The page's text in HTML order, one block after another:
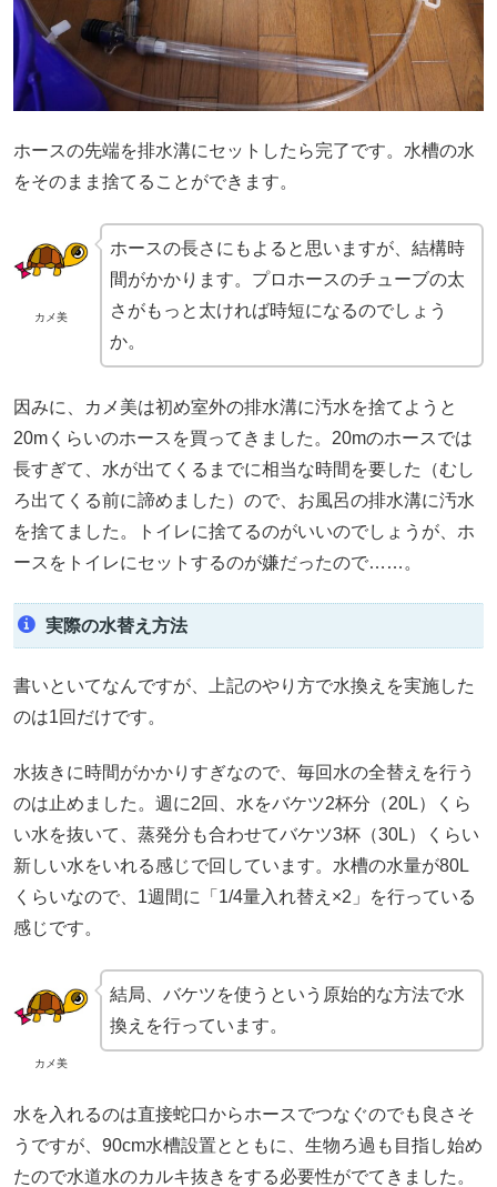
ホースの先端を排水溝にセットしたら完了です。水槽の水
をそのまま捨てることができます。
カメ美
ホースの長さにもよると思いますが、結構時
間がかかります。プロホースのチューブの太
さがもっと太ければ時短になるのでしょう
か。
因みに、カメ美は初め室外の排水溝に汚水を捨てようと
20mくらいのホースを買ってきました。20mのホースでは
長すぎて、水が出てくるまでに相当な時間を要した（むし
ろ出てくる前に諦めました）ので、お風呂の排水溝に汚水
を捨てました。トイレに捨てるのがいいのでしょうが、ホ
ースをトイレにセットするのが嫌だったので……。
実際の水替え方法
書いといてなんですが、上記のやり方で水換えを実施した
のは1回だけです。
水抜きに時間がかかりすぎなので、毎回水の全替えを行う
のは止めました。週に2回、水をバケツ2杯分（20L）くら
い水を抜いて、蒸発分も合わせてバケツ3杯（30L）くらい
新しい水をいれる感じで回しています。水槽の水量が80L
くらいなので、1週間に「1/4量入れ替え×2」を行っている
感じです。
カメ美
結局、バケツを使うという原始的な方法で水
換えを行っています。
水を入れるのは直接蛇口からホースでつなぐのでも良さそ
うですが、90cm水槽設置とともに、生物ろ過も目指し始め
たので水道水のカルキ抜きをする必要性がでてきました。